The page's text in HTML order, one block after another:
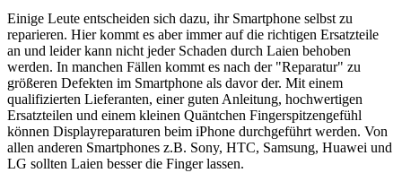
Einige Leute entscheiden sich dazu, ihr Smartphone selbst zu
reparieren. Hier kommt es aber immer auf die richtigen Ersatzteile
an und leider kann nicht jeder Schaden durch Laien behoben
werden. In manchen Fällen kommt es nach der "Reparatur" zu
größeren Defekten im Smartphone als davor der. Mit einem
qualifizierten Lieferanten, einer guten Anleitung, hochwertigen
Ersatzteilen und einem kleinen Quäntchen Fingerspitzengefühl
können Displayreparaturen beim iPhone durchgeführt werden. Von
allen anderen Smartphones z.B. Sony, HTC, Samsung, Huawei und
LG sollten Laien besser die Finger lassen.